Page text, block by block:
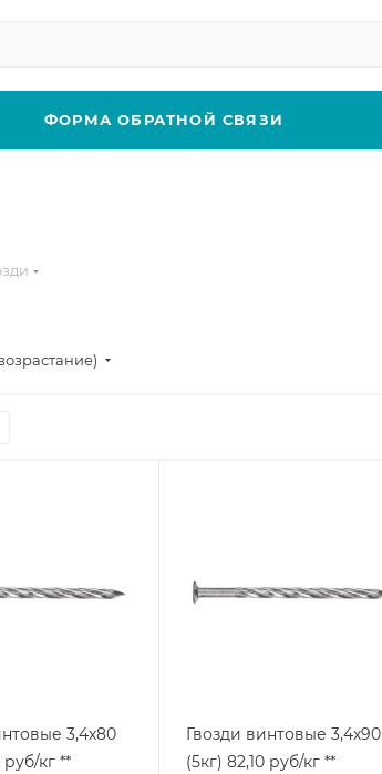
ФОРМА ОБРАТНОЙ СВЯЗИ
3,4х80
руб/кг **
Гвозди винтовые 3,4х90
(5кг) 82,10 руб/кг **